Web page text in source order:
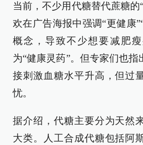
当前，不少用代糖替代蔗糖的
欢在广告海报中强调“更健康
概念，导致不少想要减肥
为“健康灵药”。但专家们也指
接刺激血糖水平升高，但过
忧。
据介绍，代糖主要分为天然
大类。人工合成代糖包括阿